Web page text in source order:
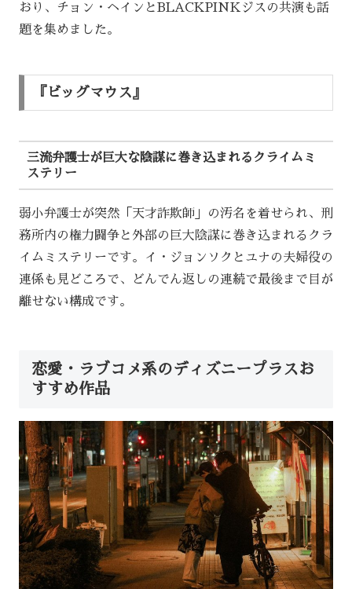
おり、チョン・ヘインとBLACKPINKジスの共演も話
題を集めました。
『ビッグマウス』
三流弁護士が巨大な陰謀に巻き込まれるクライムミ
ステリー
弱小弁護士が突然「天才詐欺師」の汚名を着せられ、刑
務所内の権力闘争と外部の巨大陰謀に巻き込まれるクラ
イムミステリーです。イ・ジョンソクとユナの夫婦役の
連係も見どころで、どんでん返しの連続で最後まで目が
離せない構成です。
恋愛・ラブコメ系のディズニープラスお
すすめ作品